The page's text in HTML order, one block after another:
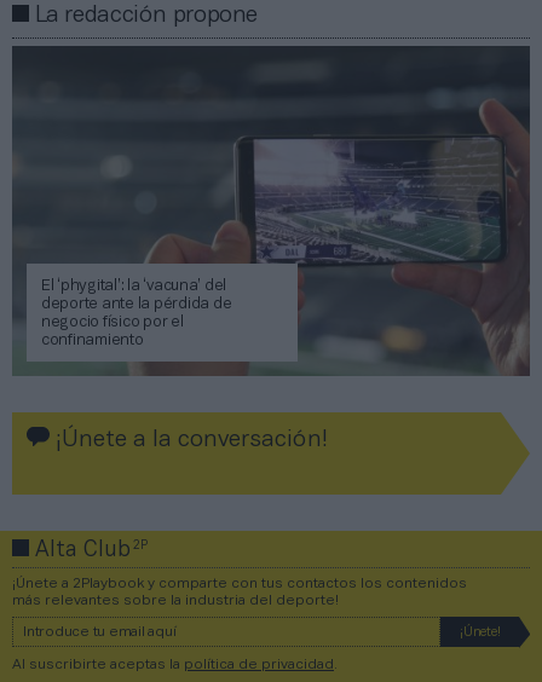
La redacción propone
El ‘phygital’: la ‘vacuna’ del
deporte ante la pérdida de
negocio físico por el
confinamiento
¡Únete a la conversación!
Alta Club2P
¡Únete a 2Playbook y comparte con tus contactos los contenidos
más relevantes sobre la industria del deporte!
Al suscribirte aceptas la política de privacidad .